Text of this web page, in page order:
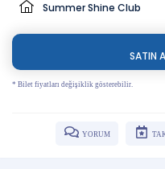
Summer Shine Club
SATIN
* Bilet fiyatları değişiklik gösterebilir.
YORUM